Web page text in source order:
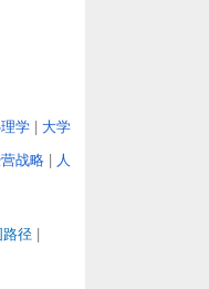
学 | 大学
战略 | 人
径 |